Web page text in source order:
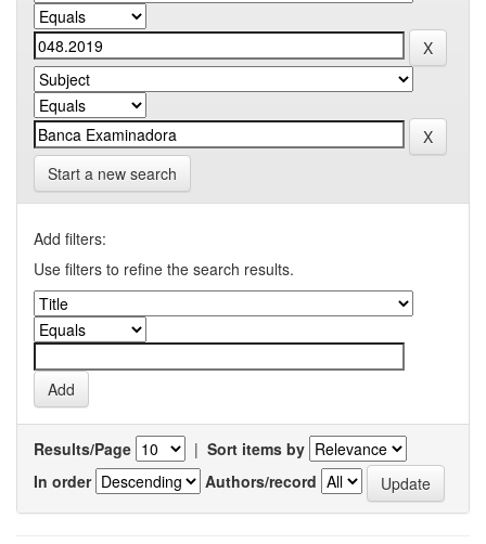
Start a new search
Add filters:
Use filters to refine the search results.
Results/Page | Sort items by
In order
Authors/record